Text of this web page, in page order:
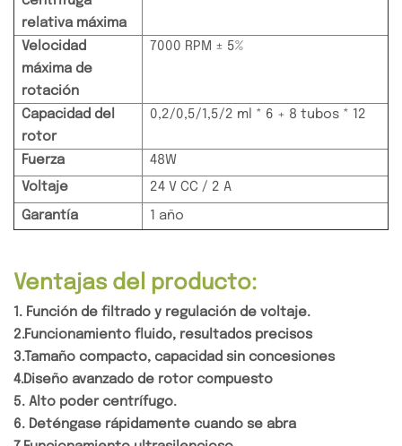
relativa máxima
Velocidad
máxima de
rotación
7000 RPM ± 5%
Capacidad del
rotor
0,2/0,5/1,5/2 ml * 6 + 8 tubos * 12
Fuerza
48W
Voltaje
24 V CC / 2 A
Garantía
1 año
Ventajas del producto:
1. Función de filtrado y regulación de voltaje.
2.Funcionamiento fluido, resultados precisos
3.Tamaño compacto, capacidad sin concesiones
4.Diseño avanzado de rotor compuesto
5. Alto poder centrífugo.
6. Deténgase rápidamente cuando se abra